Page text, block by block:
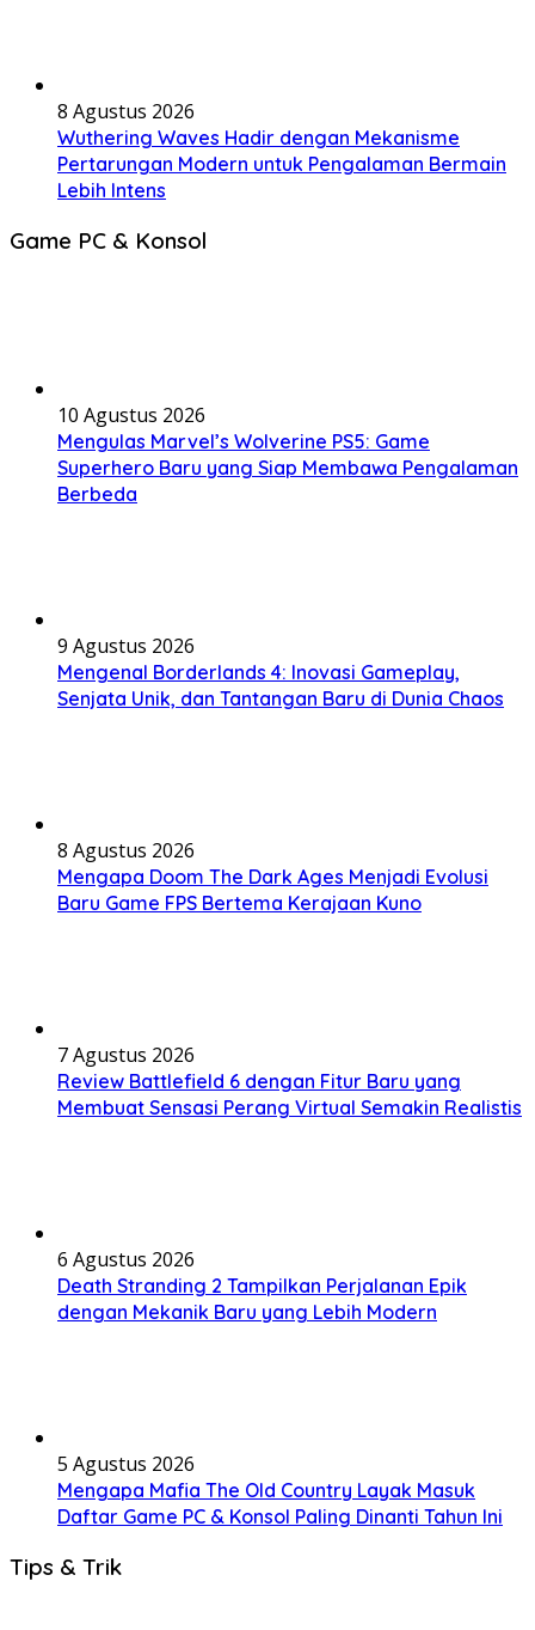
8 Agustus 2026
Wuthering Waves Hadir dengan Mekanisme
Pertarungan Modern untuk Pengalaman Bermain
Lebih Intens
Game PC & Konsol
10 Agustus 2026
Mengulas Marvel’s Wolverine PS5: Game
Superhero Baru yang Siap Membawa Pengalaman
Berbeda
9 Agustus 2026
Mengenal Borderlands 4: Inovasi Gameplay,
Senjata Unik, dan Tantangan Baru di Dunia Chaos
8 Agustus 2026
Mengapa Doom The Dark Ages Menjadi Evolusi
Baru Game FPS Bertema Kerajaan Kuno
7 Agustus 2026
Review Battlefield 6 dengan Fitur Baru yang
Membuat Sensasi Perang Virtual Semakin Realistis
6 Agustus 2026
Death Stranding 2 Tampilkan Perjalanan Epik
dengan Mekanik Baru yang Lebih Modern
5 Agustus 2026
Mengapa Mafia The Old Country Layak Masuk
Daftar Game PC & Konsol Paling Dinanti Tahun Ini
Tips & Trik